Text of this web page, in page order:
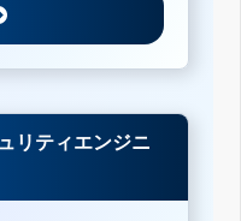
リティエンジニ